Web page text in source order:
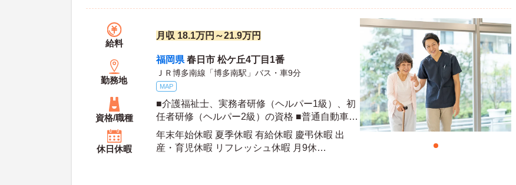
給料
月収 18.1万円～21.9万円
勤務地
福岡県 春日市 松ケ丘4丁目1番
ＪＲ博多南線「博多南駅」バス・車9分
MAP
資格/職種
■介護福祉士、実務者研修（ヘルパー1級）、初
任者研修（ヘルパー2級）の資格 ■普通自動車運
転免許必須（AT限定可）
休日休暇
年末年始休暇 夏季休暇 有給休暇 慶弔休暇 出
産・育児休暇 リフレッシュ休暇 月9休